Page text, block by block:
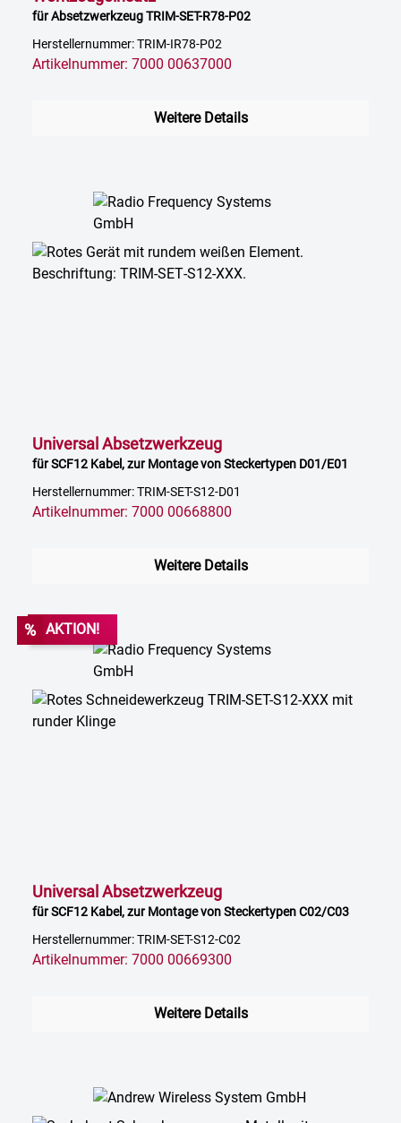
für Absetzwerkzeug TRIM-SET-R78-P02
Herstellernummer: TRIM-IR78-P02
Artikelnummer: 7000 00637000
Weitere Details
Universal Absetzwerkzeug
für SCF12 Kabel, zur Montage von Steckertypen D01/E01
Herstellernummer: TRIM-SET-S12-D01
Artikelnummer: 7000 00668800
Weitere Details
% AKTION!
Universal Absetzwerkzeug
für SCF12 Kabel, zur Montage von Steckertypen C02/C03
Herstellernummer: TRIM-SET-S12-C02
Artikelnummer: 7000 00669300
Weitere Details